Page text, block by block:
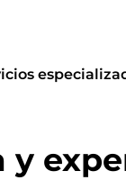
y